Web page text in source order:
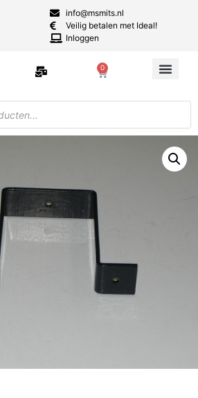
info@msmits.nl
Veilig betalen met Ideal!
Inloggen
0